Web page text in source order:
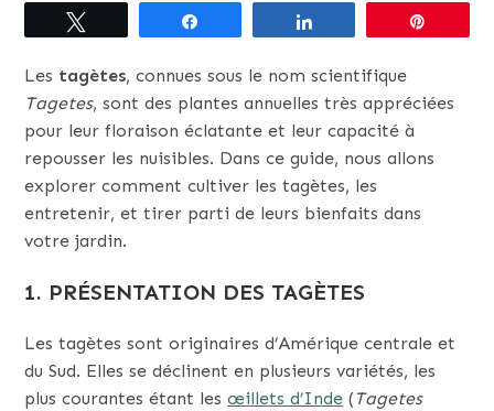
Les tagètes, connues sous le nom scientifique
Tagetes, sont des plantes annuelles très appréciées
pour leur floraison éclatante et leur capacité à
repousser les nuisibles. Dans ce guide, nous allons
explorer comment cultiver les tagètes, les
entretenir, et tirer parti de leurs bienfaits dans
votre jardin.
1. PRÉSENTATION DES TAGÈTES
Les tagètes sont originaires d’Amérique centrale et
du Sud. Elles se déclinent en plusieurs variétés, les
plus courantes étant lesœillets d’Inde ( Tagetes